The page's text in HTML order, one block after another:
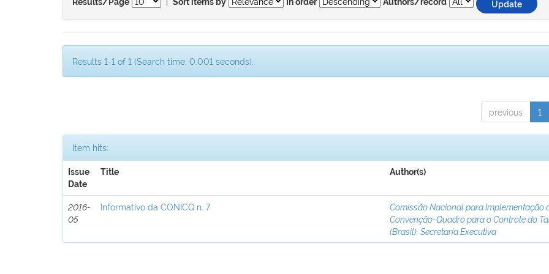
Results/Page Sort items by In order Authors/record
Results 1-1 of 1 (Search time: 0.001 seconds).
previous 1
Item hits:
Issue
Date
Title Author(s)
2016-
05
Informativo da CONICQ n. 7
Comissão Nacional para Implementação
Convenção-Quadro para o Controle do
(Brasil). Secretaria Executiva